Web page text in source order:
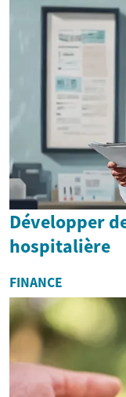
Développer
hospitalière
FINANCE